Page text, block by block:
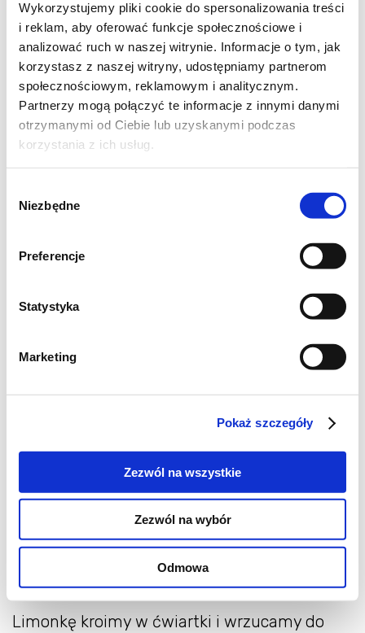
Wykorzystujemy pliki cookie do spersonalizowania treści
i reklam, aby oferować funkcje społecznościowe i
analizować ruch w naszej witrynie. Informacje o tym, jak
korzystasz z naszej witryny, udostępniamy partnerom
społecznościowym, reklamowym i analitycznym.
Partnerzy mogą połączyć te informacje z innymi danymi
otrzymanymi od Ciebie lub uzyskanymi podczas
korzystania z ich usług.
zgody
Niezbędne
Preferencje
Statystyka
Marketing
Pokaż szczegóły
Zezwól na wszystkie
Zezwól na wybór
Odmowa
także pod angielską nazwą muddler - można
od biedy zastąpić go drewnianą łyżką,
wysoka szklanka oraz woreczki do lodu do
drinków. Wymaga użycia trochę siły przy
ugniataniu ale satysfakcja jest
gwarantowana. Jeśli chodzi o dobór rumu to
Bacardi jest w porządku... ale tak naprawdę
zainspirowany został kolejną akcją wspólnego
gotowania w temacie deser truskawkowy i
jeśli interesuje Was co można jeszcze
dobrego zrobić z tego pysznego owocu to
koniecznie sprawdźcie linki pod wpisem.
50ml białego rumu
4 listki mięty
2 truskawki
woda gazowana
lód
Limonkę kroimy w ćwiartki i wrzucamy do